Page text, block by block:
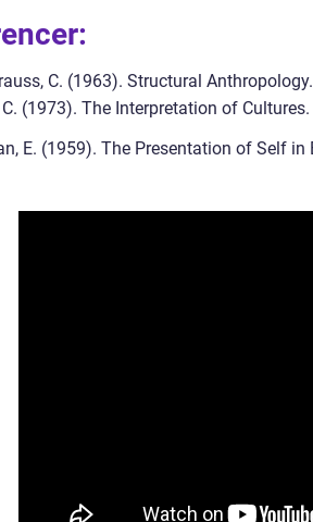
C. (1963). Structural
C. (1973). The Interpretation of
E. (1959). The Presentation of Self in